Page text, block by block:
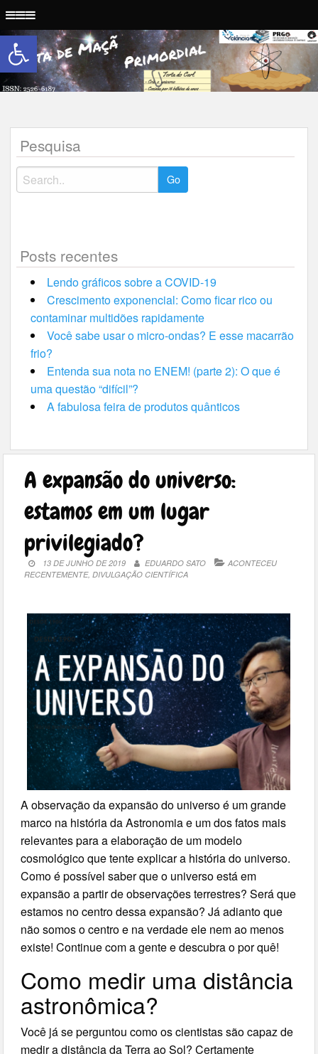
Abrir a barra de ferramentas
Torta de Maçã Primordial
Pesquisa
Posts recentes
Lendo gráficos sobre a COVID-19
Crescimento exponencial: Como ficar rico ou
contaminar multidões rapidamente
Você sabe usar o micro-ondas? E esse macarrão
frio?
Entenda sua nota no ENEM! (parte 2): O que é
uma questão “difícil”?
A fabulosa feira de produtos quânticos
A expansão do universo:
estamos em um lugar
privilegiado?
13 DE JUNHO DE 2019 EDUARDO SATO
ACONTECEU
RECENTEMENTE,DIVULGAÇÃO CIENTÍFICA
A observação da expansão do universo é um grande
marco na história da Astronomia e um dos fatos mais
relevantes para a elaboração de um modelo
cosmológico que tente explicar a história do universo.
Como é possível saber que o universo está em
expansão a partir de observações terrestres? Será que
estamos no centro dessa expansão? Já adianto que
não somos o centro e na verdade ele nem ao menos
existe! Continue com a gente e descubra o por quê!
Como medir uma distância
astronômica?
Você já se perguntou como os cientistas são capaz de
medir a distância da Terra ao Sol? Certamente